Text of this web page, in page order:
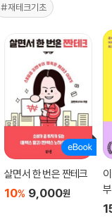
#재테크기초
살면서 한 번은 짠테크
10% 9,000원